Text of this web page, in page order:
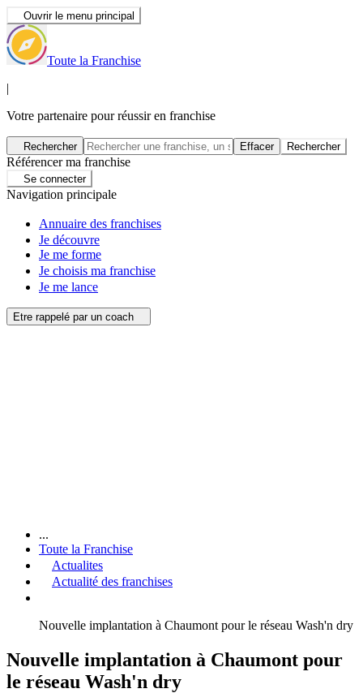
Ouvrir le menu principal
Toute la Franchise
|
Votre partenaire pour réussir en franchise
Rechercher Effacer Rechercher
Référencer ma franchise
Se connecter
Navigation principale
Annuaire des franchises
Je découvre
Je me forme
Je choisis ma franchise
Je me lance
Etre rappelé par un coach
...
Toute la Franchise
Actualites
Actualité des franchises
Nouvelle implantation à Chaumont pour le réseau Wash'n dry
Nouvelle implantation à Chaumont pour
le réseau Wash'n dry